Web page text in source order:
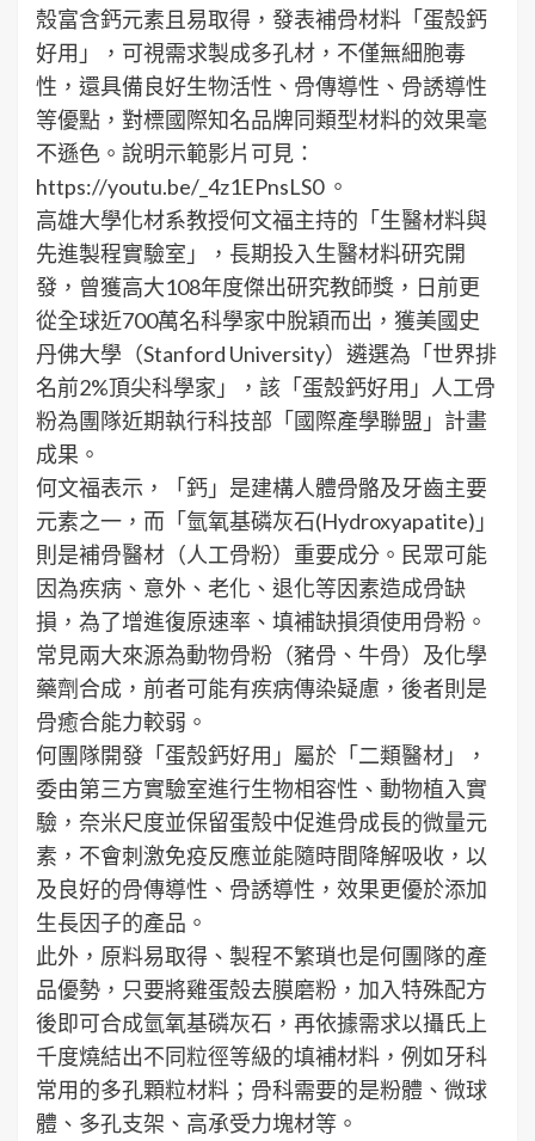
殼富含鈣元素且易取得，發表補骨材料「蛋殼鈣
好用」，可視需求製成多孔材，不僅無細胞毒
性，還具備良好生物活性、骨傳導性、骨誘導性
等優點，對標國際知名品牌同類型材料的效果毫
不遜色。說明示範影片可見：
https://youtu.be/_4z1EPnsLS0 。
高雄大學化材系教授何文福主持的「生醫材料與
先進製程實驗室」，長期投入生醫材料研究開
發，曾獲高大108年度傑出研究教師獎，日前更
從全球近700萬名科學家中脫穎而出，獲美國史
丹佛大學（Stanford University）遴選為「世界排
名前2%頂尖科學家」，該「蛋殼鈣好用」人工骨
粉為團隊近期執行科技部「國際產學聯盟」計畫
成果。
何文福表示，「鈣」是建構人體骨骼及牙齒主要
元素之一，而「氫氧基磷灰石(Hydroxyapatite)」
則是補骨醫材（人工骨粉）重要成分。民眾可能
因為疾病、意外、老化、退化等因素造成骨缺
損，為了增進復原速率、填補缺損須使用骨粉。
常見兩大來源為動物骨粉（豬骨、牛骨）及化學
藥劑合成，前者可能有疾病傳染疑慮，後者則是
骨癒合能力較弱。
何團隊開發「蛋殼鈣好用」屬於「二類醫材」，
委由第三方實驗室進行生物相容性、動物植入實
驗，奈米尺度並保留蛋殼中促進骨成長的微量元
素，不會刺激免疫反應並能隨時間降解吸收，以
及良好的骨傳導性、骨誘導性，效果更優於添加
生長因子的產品。
此外，原料易取得、製程不繁瑣也是何團隊的產
品優勢，只要將雞蛋殼去膜磨粉，加入特殊配方
後即可合成氫氧基磷灰石，再依據需求以攝氏上
千度燒結出不同粒徑等級的填補材料，例如牙科
常用的多孔顆粒材料；骨科需要的是粉體、微球
體、多孔支架、高承受力塊材等。